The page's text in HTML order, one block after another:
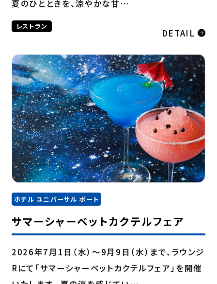
夏のひとときを、涼やかな甘…
レストラン
DETAIL
ホテル ユニバーサル ポート
サマーシャーベットカクテルフェア
2026年7月1日（水）～9月9日（水）まで、ラウンジ
Rにて「サマーシャーベットカクテルフェア」を開催